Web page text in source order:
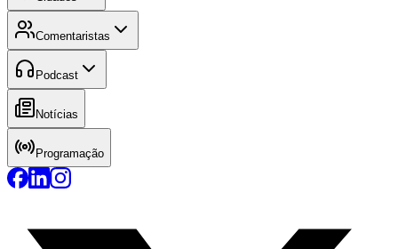
Comentaristas
Podcast
Notícias
Programação